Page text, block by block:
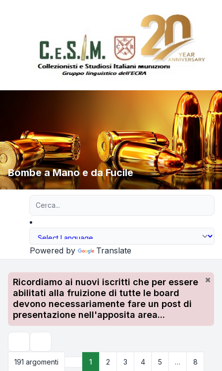
Bombe a Mano e da Fucile
Powered by Translate
Ricordiamo ai nuovi iscritti che per essere
abilitati alla fruizione di tutte le board
devono necessariamente fare un post di
presentazione nell'apposita area...
191 argomenti
Pagina di8
1 2 3 4 5 …
8